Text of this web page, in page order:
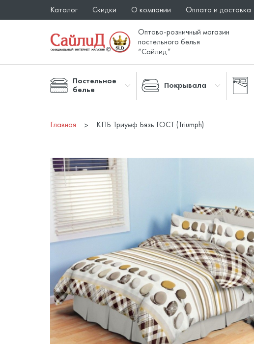
Каталог Скидки О компании Оплата и доставка
Оптово-розничный магазин
постельного белья
“Сайлид”
Постельное
белье
Покрывала
Главная КПБ Триумф Бязь ГОСТ (Triumph)